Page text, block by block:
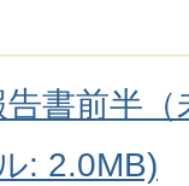
書前半
: 2.0MB)